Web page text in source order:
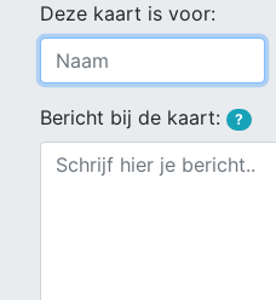
Deze kaart is voor:
Bericht bij de kaart: ?